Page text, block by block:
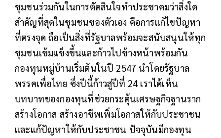
ชุมชนร่วมกันในการตัดสินใจทำประชาคมว่าสิ่งใด
สำคัญที่สุดในชุมชนของตัวเอง คือการแก้ไขปัญหา
ที่ตรงจุด ถือเป็นสิ่งที่รัฐบาลพร้อมจะสนับสนุนให้ทุก
ชุมชนเข้มแข็งขึ้นและก้าวไปข้างหน้าพร้อมกัน
กองทุนหมู่บ้านเริ่มต้นในปี 2547 นำโดยรัฐบาล
พรรคเพื่อไทย ซึ่งปีนี้ก้าวสู่ปีที่ 24 เราได้เห็น
บทบาทของกองทุนที่ช่วยกระตุ้นเศรษฐกิจฐานราก
สร้างโอกาส สร้างอาชีพเพิ่มโอกาสให้กับประชาชน
และแก้ปัญหาให้กับประชาชน ปัจจุบันมีกองทุน